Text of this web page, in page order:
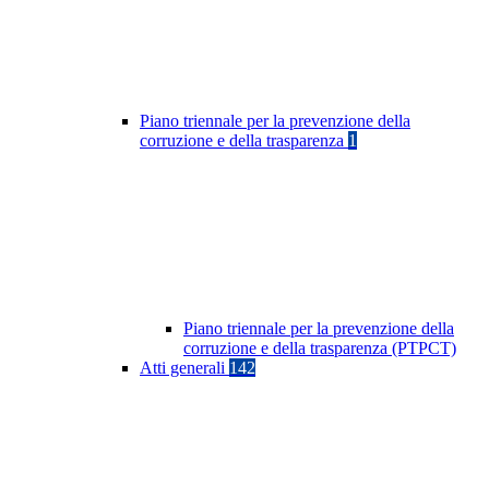
Piano triennale per la prevenzione della
corruzione e della trasparenza 1
Piano triennale per la prevenzione della
corruzione e della trasparenza (PTPCT)
Atti generali 142